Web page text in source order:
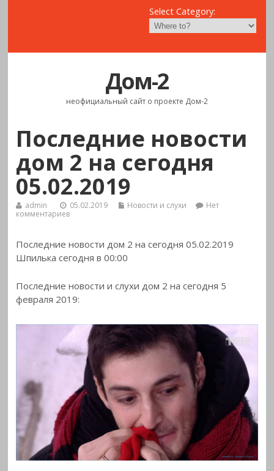
Select Category:
Дом-2
неофициальный сайт о проекте Дом-2
Последние новости
дом 2 на сегодня
05.02.2019
admin 05.02.2019 Новости и слухи
Нет
комментариев
Последние новости дом 2 на сегодня 05.02.2019
Шпилька сегодня в 00:00
Последние новости и слухи дом 2 на сегодня 5
февраля 2019: